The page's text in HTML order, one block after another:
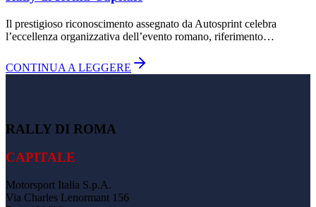
Il prestigioso riconoscimento assegnato da Autosprint celebra
l’eccellenza organizzativa dell’evento romano, riferimento…
CONTINUA A LEGGERE
RALLY DI ROMA
CAPITALE
Motorsport Italia S.p.A.
Via Charles Lenormant 156